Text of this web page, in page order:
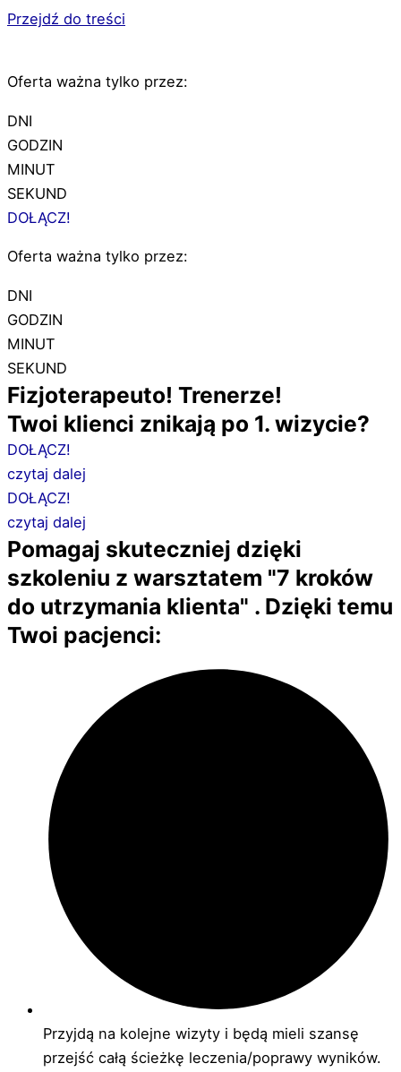
Przejdź do treści
Oferta ważna tylko przez:
DNI
GODZIN
MINUT
SEKUND
DOŁĄCZ!
Oferta ważna tylko przez:
DNI
GODZIN
MINUT
SEKUND
Fizjoterapeuto! Trenerze!
Twoi klienci znikają po 1. wizycie?
DOŁĄCZ!
czytaj dalej
DOŁĄCZ!
czytaj dalej
Pomagaj skuteczniej dzięki
szkoleniu z warsztatem "7 kroków
do utrzymania klienta" . Dzięki temu
Twoi pacjenci:
Przyjdą na kolejne wizyty i będą mieli szansę
przejść całą ścieżkę leczenia/poprawy wyników.